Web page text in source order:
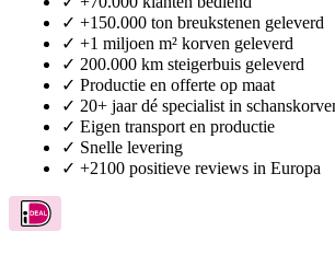
✓
Grootste van Europa
✓
+70.000 klanten bediend
✓
+150.000 ton breukstenen geleverd
✓
+1 miljoen m² korven geleverd
✓
200.000 km steigerbuis geleverd
✓
Productie en offerte op maat
✓
20+ jaar dé specialist in schanskorven
✓
Eigen transport en productie
✓
Snelle levering